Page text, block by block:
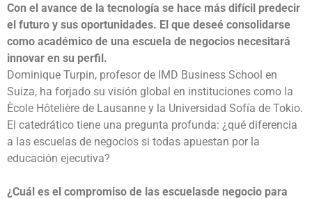
Con el avance de la tecnología se hace más difícil predecir
el futuro y sus oportunidades. El que deseé consolidarse
como académico de una escuela de negocios necesitará
innovar en su perfil.
Dominique Turpin, profesor de IMD Business School en
Suiza, ha forjado su visión global en instituciones como la
Ècole Hôtelière de Lausanne y la Universidad Sofía de Tokio.
El catedrático tiene una pregunta profunda: ¿qué diferencia
a las escuelas de negocios si todas apuestan por la
educación ejecutiva?
¿Cuál es el compromiso de las escuelasde negocio para